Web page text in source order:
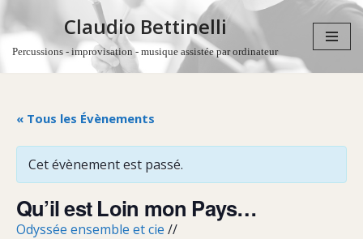
Aller
Claudio Bettinelli
Percussions - improvisation - musique assistée par ordinateur
« Tous les Évènements
Cet évènement est passé.
Qu’il est Loin mon Pays…
Odyssée ensemble et cie //